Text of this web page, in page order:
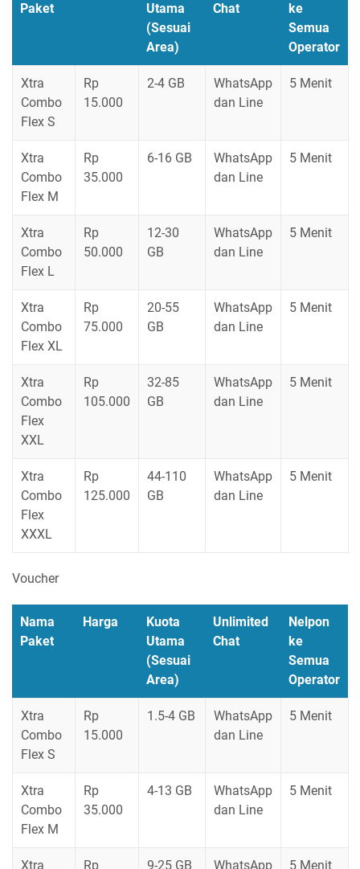
Paket
Utama
(Sesuai
Area)
Chat
ke
Semua
Operator
Xtra
Combo
Flex S
Rp
15.000
2-4 GB
WhatsApp
dan Line
5 Menit
Xtra
Combo
Flex M
Rp
35.000
6-16 GB
WhatsApp
dan Line
5 Menit
Xtra
Combo
Flex L
Rp
50.000
12-30
GB
WhatsApp
dan Line
5 Menit
Xtra
Combo
Flex XL
Rp
75.000
20-55
GB
WhatsApp
dan Line
5 Menit
Xtra
Combo
Flex
XXL
Rp
105.000
32-85
GB
WhatsApp
dan Line
5 Menit
Xtra
Combo
Flex
XXXL
Rp
125.000
44-110
GB
WhatsApp
dan Line
5 Menit
Voucher
Nama
Paket
Harga
Kuota
Utama
(Sesuai
Area)
Unlimited
Chat
Nelpon
ke
Semua
Operator
Xtra
Combo
Flex S
Rp
15.000
1.5-4 GB
WhatsApp
dan Line
5 Menit
Xtra
Combo
Flex M
Rp
35.000
4-13 GB
WhatsApp
dan Line
5 Menit
Xtra Rp 9-25 GB WhatsApp 5 Menit